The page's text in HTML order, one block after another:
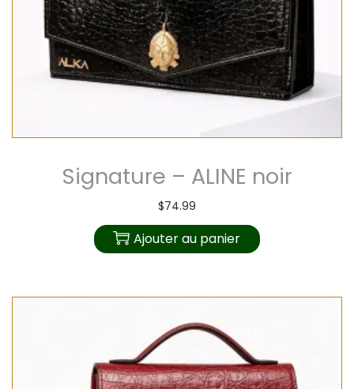
Signature – ALINE noir
$74.99
Ajouter au panier